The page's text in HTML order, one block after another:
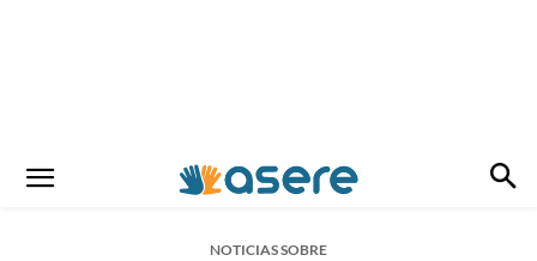
NOTICIAS SOBRE